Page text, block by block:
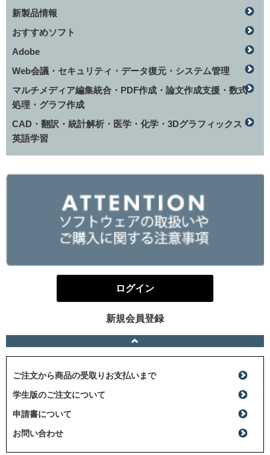
新製品情報
おすすめソフト
Adobe
Web会議・セキュリティ・データ復元・システム管理
マルチメディア編集統合・PDF作成・論文作成支援・数式
処理・グラフ作成
CAD・翻訳・統計解析・医学・化学・3Dグラフィックス・
英語学習
ログイン
新規会員登録
ご注文から商品の受取りお支払いまで
学生版のご注文について
申請書について
お問い合わせ